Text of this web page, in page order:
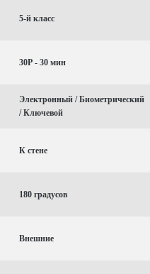
5-й класс
30P - 30 мин
Электронный / Биометрический
/ Ключевой
К стене
180 градусов
Внешние